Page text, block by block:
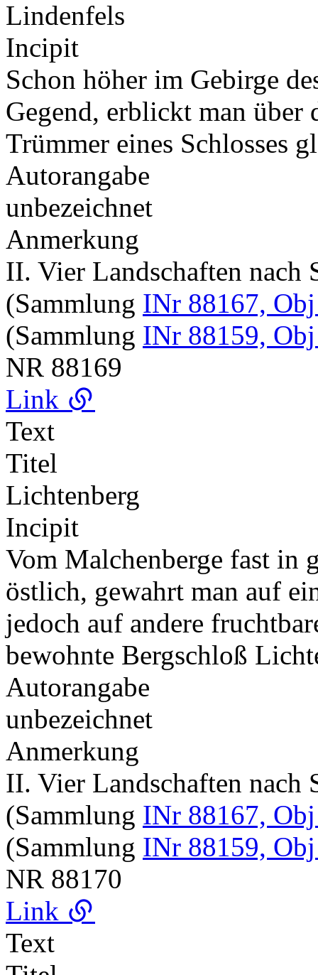
Lindenfels
Incipit
Schon höher im Gebirge
Gegend, erblickt man über
Trümmer eines Schlosses
Autorangabe
unbezeichnet
Anmerkung
II. Vier Landschaften nach
(Sammlung INr 88167,
(Sammlung INr 88159,
NR 88169
Link
Text
Titel
Lichtenberg
Incipit
Vom Malchenberge fast in
östlich, gewahrt man auf
jedoch auf andere
bewohnte Bergschloß
Autorangabe
unbezeichnet
Anmerkung
II. Vier Landschaften nach
(Sammlung INr 88167,
(Sammlung INr 88159,
NR 88170
Link
Text